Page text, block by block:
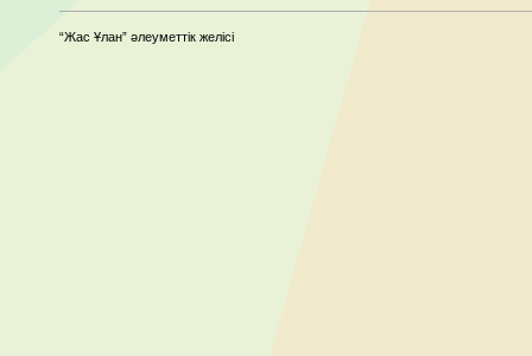
“Жас Ұлан” әлеуметтік желісі